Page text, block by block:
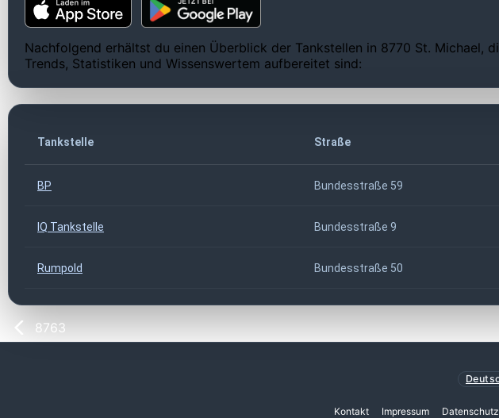
Nachfolgend erhältst du einen Überblick der Tankstellen in 8770 St.
Trends, Statistiken und Wissenswertem aufbereitet sind:
Tankstelle Straße
BP Bundesstraße 59
IQ Tankstelle Bundesstraße 9
Rumpold Bundesstraße 50
8763
Kontakt Impressum Datenschutz